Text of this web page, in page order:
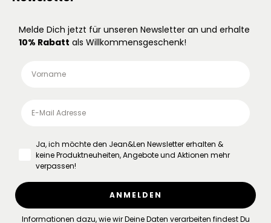
Melde Dich jetzt für unseren Newsletter an und erhalte
10% Rabatt als Willkommensgeschenk!
Ja, ich möchte den Jean&Len Newsletter erhalten &
keine Produktneuheiten, Angebote und Aktionen mehr
verpassen!
ANMELDEN
Informationen dazu, wie wir Deine Daten verarbeiten findest Du